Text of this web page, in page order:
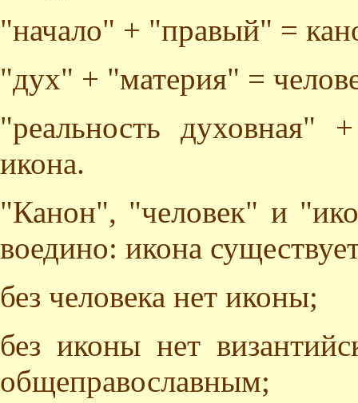
"начало" + "правый" =
"дух" + "материя" =
"реальность духовная"
икона.
"Канон", "человек" и
воедино: икона
без человека нет иконы;
без иконы нет
общеправославным;